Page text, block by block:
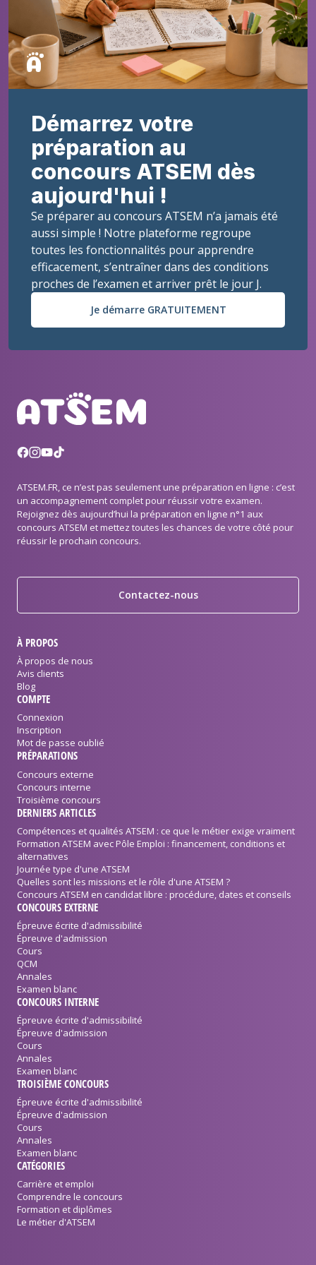
Démarrez votre
préparation au
concours ATSEM dès
aujourd'hui !
Se préparer au concours ATSEM n’a jamais été
aussi simple ! Notre plateforme regroupe
toutes les fonctionnalités pour apprendre
efficacement, s’entraîner dans des conditions
proches de l’examen et arriver prêt le jour J.
Je démarre GRATUITEMENT
ATSEM.FR, ce n’est pas seulement une préparation en ligne : c’est
un accompagnement complet pour réussir votre examen.
Rejoignez dès aujourd’hui la préparation en ligne n°1 aux
concours ATSEM et mettez toutes les chances de votre côté pour
réussir le prochain concours.
Contactez-nous
À PROPOS
À propos de nous
Avis clients
Blog
COMPTE
Connexion
Inscription
Mot de passe oublié
PRÉPARATIONS
Concours externe
Concours interne
Troisième concours
DERNIERS ARTICLES
Compétences et qualités ATSEM : ce que le métier exige vraiment
Formation ATSEM avec Pôle Emploi : financement, conditions et
alternatives
Journée type d'une ATSEM
Quelles sont les missions et le rôle d'une ATSEM ?
Concours ATSEM en candidat libre : procédure, dates et conseils
CONCOURS EXTERNE
Épreuve écrite d'admissibilité
Épreuve d'admission
Cours
QCM
Annales
Examen blanc
CONCOURS INTERNE
Épreuve écrite d'admissibilité
Épreuve d'admission
Cours
Annales
Examen blanc
TROISIÈME CONCOURS
Épreuve écrite d'admissibilité
Épreuve d'admission
Cours
Annales
Examen blanc
CATÉGORIES
Carrière et emploi
Comprendre le concours
Formation et diplômes
Le métier d'ATSEM